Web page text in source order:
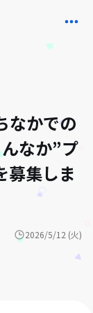
なかでの
なか”プ
募集しま
2026/5/12 (火)